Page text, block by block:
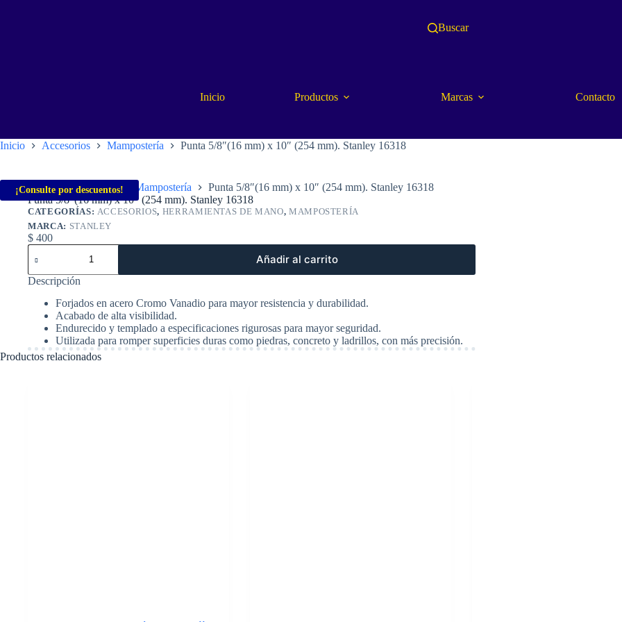
Buscar
Inicio Productos Marcas Contacto
Inicio Accesorios Mampostería Punta 5/8″(16 mm) x 10″ (254 mm). Stanley 16318
¡Consulte por descuentos!
Inicio Accesorios Mampostería
Punta 5/8″(16 mm) x 10″ (254 mm). Stanley 16318
Punta 5/8″(16 mm) x 10″ (254 mm). Stanley 16318
CATEGORÍAS: ACCESORIOS, HERRAMIENTAS DE MANO, MAMPOSTERÍA
MARCA: STANLEY
$ 400
Punta
5/8"
(16
mm)
(254
mm).
Stanley
16318
Añadir al carrito
Descripción
Forjados en acero Cromo Vanadio para mayor resistencia y durabilidad.
Acabado de alta visibilidad.
Endurecido y templado a especificaciones rigurosas para mayor seguridad.
Utilizada para romper superficies duras como piedras, concreto y ladrillos, con más precisión.
Productos relacionados